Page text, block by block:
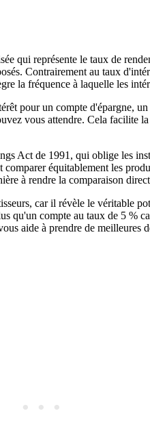
qui représente le taux de
Contrairement au taux
la fréquence à laquelle les
pour un compte d'épargne,
vous attendre. Cela facilite
Act de 1991, qui oblige les
équitablement les
à rendre la comparaison
car il révèle le véritable
qu'un compte au taux de 5 %
aide à prendre de meilleures